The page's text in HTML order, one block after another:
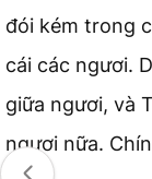
đói kém trong
cái các ngươi.
giữa ngươi, và
ngươi nữa.